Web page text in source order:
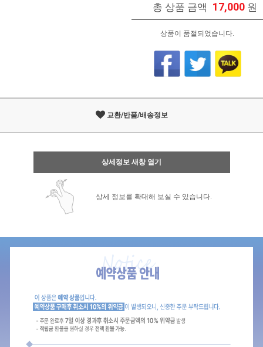
총 상품 금액 17,000 원
상품이 품절되었습니다.
교환/반품/배송정보
상세정보 새창 열기
상세 정보를 확대해 보실 수 있습니다.